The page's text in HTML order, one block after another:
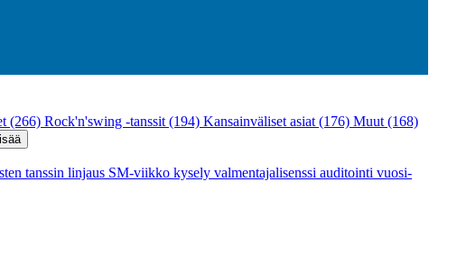
(266) Rock'n'swing -tanssit (194) Kansainväliset asiat (176) Muut (168)
tanssin linjaus SM-viikko kysely valmentajalisenssi auditointi vuosi-